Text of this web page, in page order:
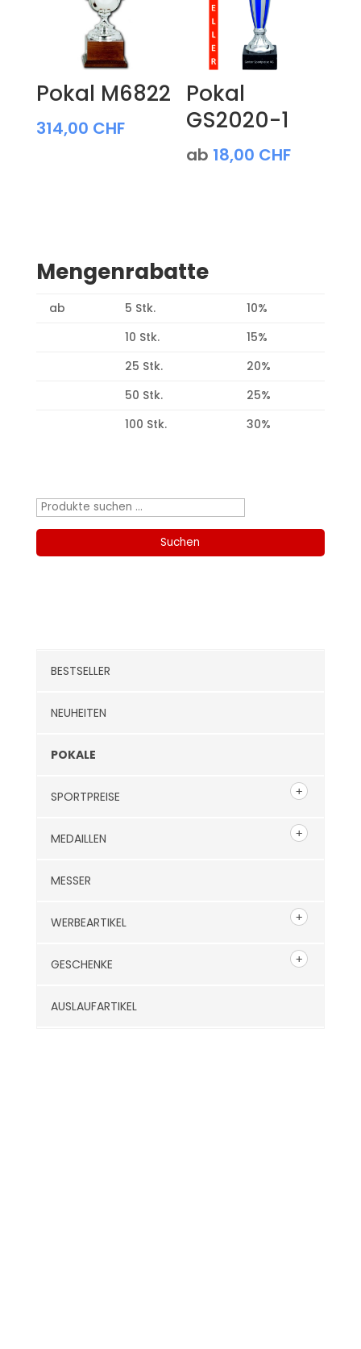
Pokal M6822
314,00 CHF
Pokal
GS2020-1
ab 18,00 CHF
Mengenrabatte
ab 5 Stk.
10%
10 Stk.
15%
25 Stk.
20%
50 Stk.
25%
100 Stk.
30%
Suchen
Suchen
BESTSELLER
NEUHEITEN
POKALE
SPORTPREISE
MEDAILLEN
MESSER
WERBEARTIKEL
GESCHENKE
AUSLAUFARTIKEL